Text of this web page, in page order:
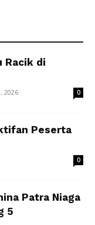
Racik di
2026 0
Peserta
0
Patra Niaga
5